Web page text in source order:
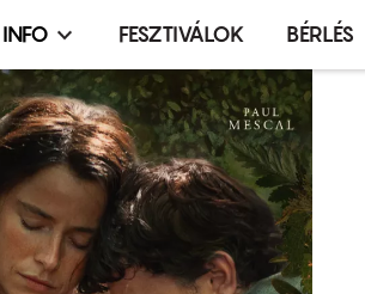
Infó,
esemény,
terembérlés
menü
INFO FESZTIVÁLOK BÉRLÉS